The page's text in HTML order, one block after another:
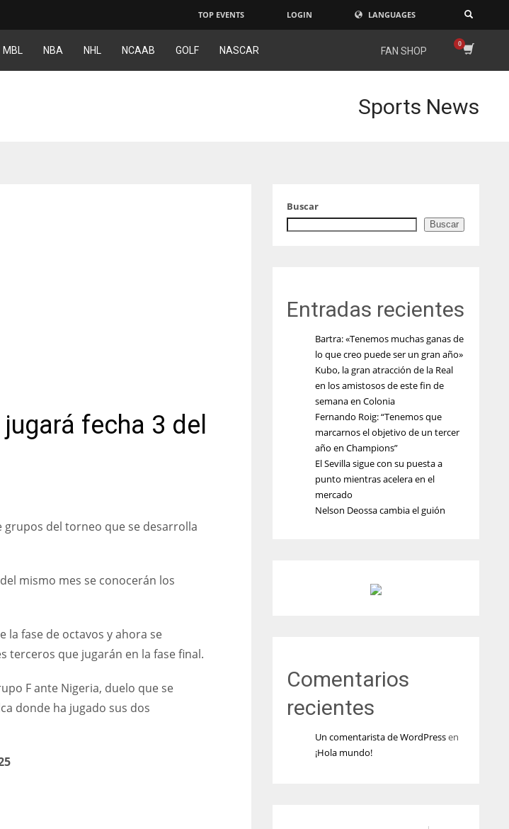
TOP EVENTS LOGIN LANGUAGES
MBL NBA NHL NCAAB GOLF NASCAR FAN SHOP
Sports News
fecha 3 del
grupos del torneo que se desarrolla
mismo mes se conocerán los
la fase de octavos y ahora se
terceros que jugarán en la fase final.
F ante Nigeria, duelo que se
donde ha jugado sus dos
Buscar
Buscar
Entradas recientes
Bartra: «Tenemos muchas ganas de
lo que creo puede ser un gran año»
Kubo, la gran atracción de la Real
en los amistosos de este fin de
semana en Colonia
Fernando Roig: “Tenemos que
marcarnos el objetivo de un tercer
año en Champions”
El Sevilla sigue con su puesta a
punto mientras acelera en el
mercado
Nelson Deossa cambia el guión
Comentarios
recientes
Un comentarista de WordPressen
¡Hola mundo!